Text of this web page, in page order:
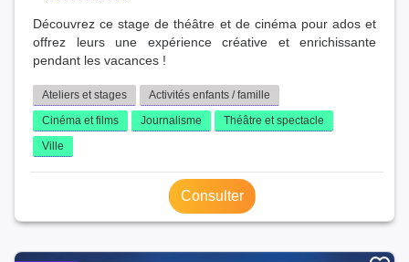
Découvrez ce stage de théâtre et de cinéma pour ados et
offrez leurs une expérience créative et enrichissante
pendant les vacances !
Ateliers et stages
Activités enfants / famille
Cinéma et films
Journalisme
Théâtre et spectacle
Ville
Consulter